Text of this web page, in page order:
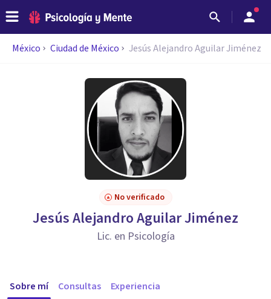
México Ciudad de México Jesús Alejandro Aguilar Jiménez
No verificado
Jesús Alejandro Aguilar Jiménez
Lic. en Psicología
Sobre mí Consultas Experiencia